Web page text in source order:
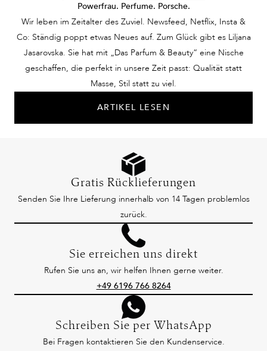
Powerfrau. Perfume. Porsche.
Wir leben im Zeitalter des Zuviel. Newsfeed, Netflix, Insta &
Co: Ständig poppt etwas Neues auf. Zum Glück gibt es Liljana
Jasarovska. Sie hat mit „Das Parfum & Beauty“ eine Nische
geschaffen, die perfekt in unsere Zeit passt: Qualität statt
Masse, Stil statt zu viel.
ARTIKEL LESEN
Gratis Rücklieferungen
Senden Sie Ihre Lieferung innerhalb von 14 Tagen problemlos
zurück.
Sie erreichen uns direkt
Rufen Sie uns an, wir helfen Ihnen gerne weiter.
+49 6196 766 8264
Schreiben Sie per WhatsApp
Bei Fragen kontaktieren Sie den Kundenservice.